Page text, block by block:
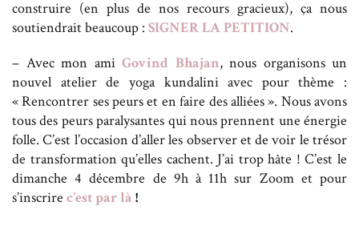
construire (en plus de nos recours gracieux), ça nous
soutiendrait beaucoup : SIGNER LA PETITION.
– Avec mon ami Govind Bhajan, nous organisons un
nouvel atelier de yoga kundalini avec pour thème :
« Rencontrer ses peurs et en faire des alliées ». Nous avons
tous des peurs paralysantes qui nous prennent une énergie
folle. C’est l’occasion d’aller les observer et de voir le trésor
de transformation qu’elles cachent. J’ai trop hâte ! C’est le
dimanche 4 décembre de 9h à 11h sur Zoom et pour
s’inscrire c’est par là !